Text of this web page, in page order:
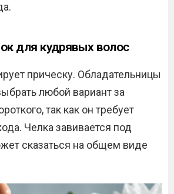
для кудрявых волос
прическу. Обладательницы
любой вариант за
так как он требует
Челка завивается под
сказаться на общем виде